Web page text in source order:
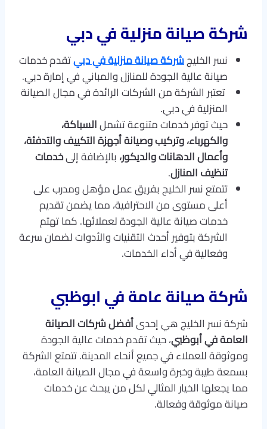
شركة صيانة منزلية في دبي
نسر الخليجشركة صيانة منزلية في دبيتقدم خدمات
صيانة عالية الجودة للمنازل والمباني في إمارة دبي.
تعتبر الشركة من الشركات الرائدة في مجال الصيانة
المنزلية في دبي.
حيث توفر خدمات متنوعة تشملالسباكة،
والكهرباء، وتركيب وصيانة أجهزة التكييف والتدفئة،
وأعمال الدهانات والديكور،بالإضافة إلىخدمات
تنظيف المنازل.
تتمتع نسر الخليج بفريق عمل مؤهل ومدرب على
أعلى مستوى من الاحترافية، مما يضمن تقديم
خدمات صيانة عالية الجودة لعملائها. كما تهتم
الشركة بتوفير أحدث التقنيات والأدوات لضمان سرعة
وفعالية في أداء الخدمات.
شركة صيانة عامة في ابوظبي
شركة نسر الخليج هي إحدىأفضل شركات الصيانة
العامة في أبوظبي، حيث تقدم خدمات عالية الجودة
وموثوقة للعملاء في جميع أنحاء المدينة. تتمتع الشركة
بسمعة طيبة وخبرة واسعة في مجال الصيانة العامة،
مما يجعلها الخيار المثالي لكل من يبحث عن خدمات
صيانة موثوقة وفعالة.